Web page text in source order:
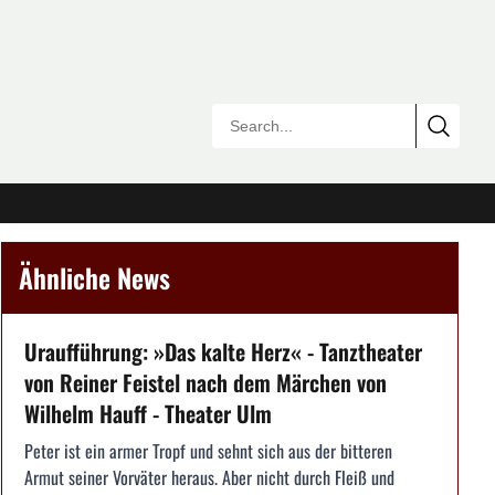
Ähnliche News
Uraufführung: »Das kalte Herz« - Tanztheater
von Reiner Feistel nach dem Märchen von
Wilhelm Hauff - Theater Ulm
Peter ist ein armer Tropf und sehnt sich aus der bitteren
Armut seiner Vorväter heraus. Aber nicht durch Fleiß und